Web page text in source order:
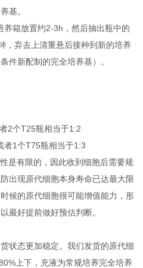
基。
箱放置约2-3h，然后抽出瓶中的
，弃去上清重悬后接种到新的培养
件新配制的完全培养基）。
2个T25瓶相当于1:2
者1个T75瓶相当于1:3
是有限的，因此收到细胞后需要规
出现原代细胞本身寿命已达最大限
候的原代细胞很可能增值能力，形
最好提前做好预估判断。
状态更加稳定。我们发货的原代细
上下，充液为常规培养完全培养